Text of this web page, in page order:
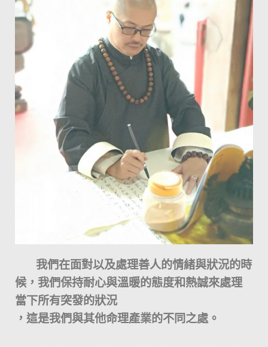
我們在面對以及處理善人的情緒與狀況的時
候，我們保持耐心與溫暖的態度和熱誠來處理
當下所有突發的狀況
，這是我們與其他命理產業的不同之處。